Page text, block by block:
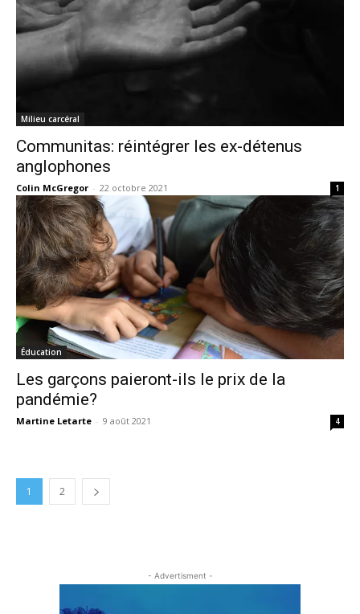
Milieu carcéral
Communitas: réintégrer les ex-détenus
anglophones
Colin McGregor - 22 octobre 2021 1
Éducation
Les garçons paieront-ils le prix de la
pandémie?
Martine Letarte - 9 août 2021 4
1 2
- Advertisment -